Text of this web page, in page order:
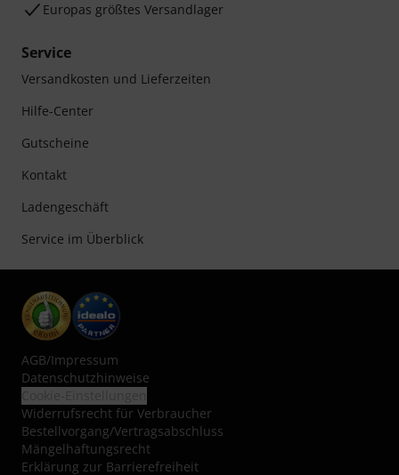
Europas größtes Versandlager
Service
Versandkosten und Lieferzeiten
Hilfe-Center
Gutscheine
Kontakt
Ladengeschäft
Service im Überblick
AGB/Impressum
Datenschutzhinweise
Widerrufsrecht für Verbraucher
Bestellvorgang/Vertragsabschluss
Mängelhaftungsrecht
Erklärung zur Barrierefreiheit